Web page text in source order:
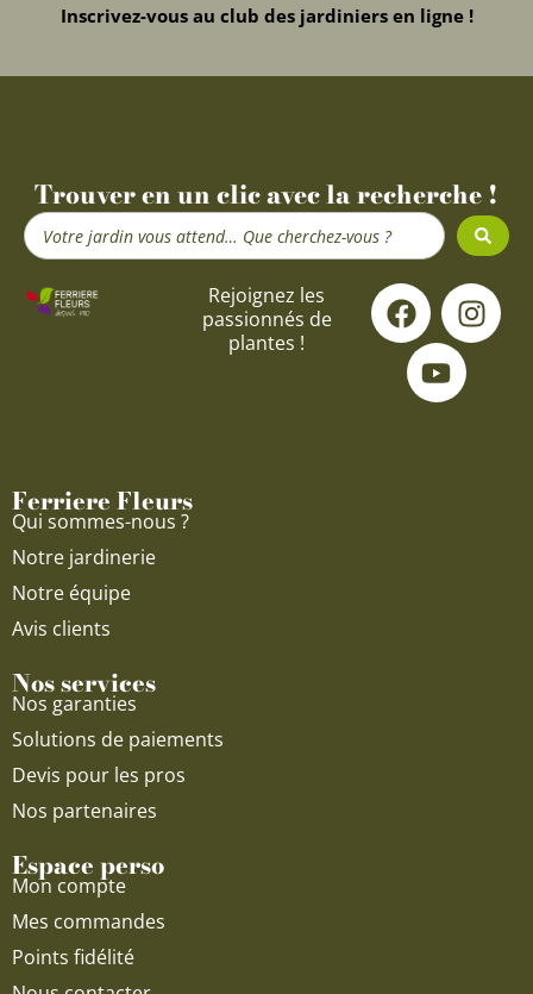
Inscrivez-vous au club des jardiniers en ligne !
Trouver en un clic avec la recherche !
Search
...
Rejoignez les
passionnés de
plantes !
F
a
c
e
I
n
s
Y
o
u
t
u
Ferriere Fleurs
Qui sommes-nous ?
Notre jardinerie
Notre équipe
Avis clients
Nos services
Nos garanties
Solutions de paiements
Devis pour les pros
Nos partenaires
Espace perso
Mon compte
Mes commandes
Points fidélité